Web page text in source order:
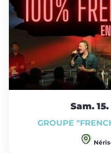
Sam. 15.
GROUPE